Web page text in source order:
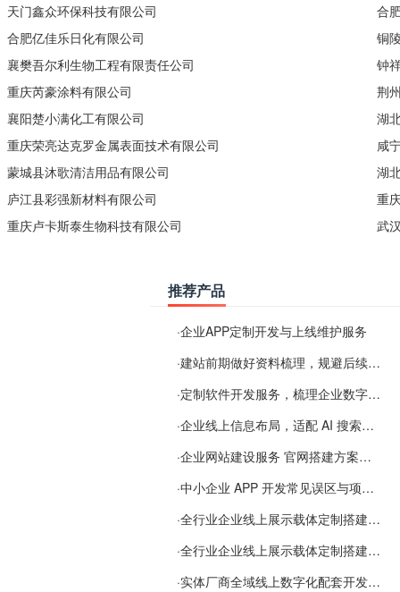
天门鑫众环保科技有限公司
合肥亿佳乐日化有限公司
襄樊吾尔利生物工程有限责任公司
重庆芮豪涂料有限公司
襄阳楚小满化工有限公司
重庆荣亮达克罗金属表面技术有限公司
蒙城县沐歌清洁用品有限公司
庐江县彩强新材料有限公司
重庆卢卡斯泰生物科技有限公司
合
铜
钟
荆
湖
咸
湖
重
武
推荐产品
·企业APP定制开发与上线维护服务
·建站前期做好资料梳理，规避后续各类使用难题
·定制软件开发服务，梳理企业数字化落地常见难点
·企业线上信息布局，适配 AI 搜索需要留意这些要点
·企业网站建设服务 官网搭建方案经验分享
·中小企业 APP 开发常见误区与项目规划实用经验
·全行业企业线上展示载体定制搭建服务
·全行业企业线上展示载体定制搭建服务
·实体厂商全域线上数字化配套开发与地域检索优化服务